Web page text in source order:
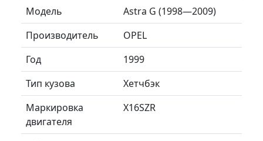
Модель
Astra G (1998—2009)
Производитель
OPEL
Год
1999
Тип кузова
Хетчбэк
Маркировка
двигателя
X16SZR